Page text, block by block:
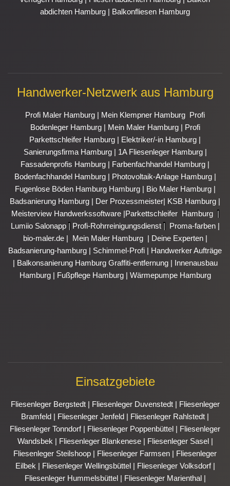
abdichten Hamburg
Balkonfliesen Hamburg
Handwerker-Netzwerk aus Hamburg
Profi Maler Hamburg Mein Klempner Hamburg
Profi
Bodenleger Hamburg| Mein Maler Hamburg|
Profi
Parkettschleifer Hamburg
Elektriker/-in Hamburg
Sanierungsfirma Hamburg
1A Fliesenleger Hamburg
Fassadenprofis Hamburg
Farbenfachhandel Hamburg
Bodenfachhandel Hamburg
Photovoltaik-Anlage Hamburg
Fugenlose Böden Hamburg Hamburg
Bio Maler Hamburg
Badsanierung Hamburg
Der Prozessmeister KSB Hamburg
Meisterview Handwerkssoftware |
Parkettschleifer Hamburg
Lumiio Salonapp
Profi-Rohrreinigungsdienst Proma-farben|
bio-maler.de| Mein Maler Hamburg Deine Experten|
Badsanierung-hamburg
Schimmel-Profi
Handwerker Aufträge
Balkonsanierung Hamburg Graffiti-entfernung|
Innenausbau
Hamburg
Fußpflege Hamburg| Wärmepumpe Hamburg
Einsatzgebiete
Fliesenleger Bergstedt| Fliesenleger Duvenstedt|
Fliesenleger
Bramfeld
Fliesenleger Jenfeld Fliesenleger Rahlstedt
Fliesenleger Tonndorf| Fliesenleger Poppenbüttel
Fliesenleger
Wandsbek| Fliesenleger Blankenese| Fliesenleger Sasel
Fliesenleger Steilshoop
Fliesenleger Farmsen
Fliesenleger
Eilbek| Fliesenleger Wellingsbüttel Fliesenleger Volksdorf|
Fliesenleger Hummelsbüttel
Fliesenleger Marienthal